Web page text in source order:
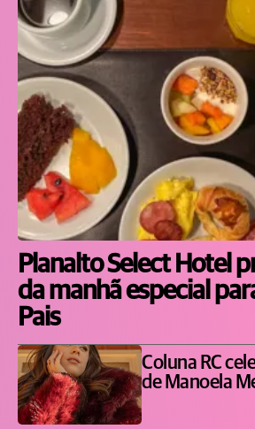
Planalto Select Hotel
da manhã especial
Pais
Coluna RC
de Manoela